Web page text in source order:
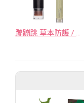
蹦蹦跳 草本防護 / 護掌按摩 I 好棒棒護掌棒 &小綠綠 草本防護霜